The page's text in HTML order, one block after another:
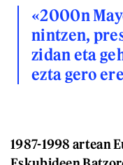
«2000n
nintzen,
zidan eta
ezta gero
1987-1998 artean